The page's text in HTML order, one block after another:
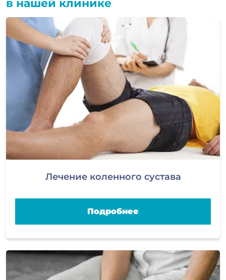
в нашей клинике
Лечение коленного сустава
Подробнее